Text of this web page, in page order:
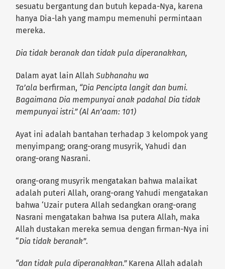
sesuatu bergantung dan butuh kepada-Nya, karena
hanya Dia-lah yang mampu memenuhi permintaan
mereka.
Dia tidak beranak dan tidak pula diperanakkan,
Dalam ayat lain AllahSubhanahu wa
Ta’ala berfirman, “Dia Pencipta langit dan bumi.
Bagaimana Dia mempunyai anak padahal Dia tidak
mempunyai istri.” (Al An’aam: 101)
Ayat ini adalah bantahan terhadap 3 kelompok yang
menyimpang; orang-orang musyrik, Yahudi dan
orang-orang Nasrani.
orang-orang musyrik mengatakan bahwa malaikat
adalah puteri Allah, orang-orang Yahudi mengatakan
bahwa ‘Uzair putera Allah sedangkan orang-orang
Nasrani mengatakan bahwa Isa putera Allah, maka
Allah dustakan mereka semua dengan firman-Nya ini
“Dia tidak beranak”.
“dan tidak pula diperanakkan.” Karena Allah adalah